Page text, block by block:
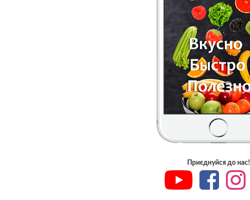
Приєднуйся до нас!